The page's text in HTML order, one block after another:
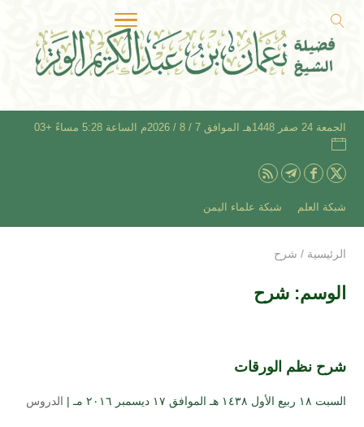
الجمعة 24 صفر 1448هـ الموافق 7 / 8 / 2026م الساعة 5:28 مساءً +03
شبكة العلم شبكة علماء اليمن
الرئيسية / شرح
الوسم: شرح
شرح نظم الورقات
السبت ۱۸ ربيع الأول ۱٤۳۸ هـ الموافق ۱۷ ديسمبر ۲۰۱٦ مـ | الدروس